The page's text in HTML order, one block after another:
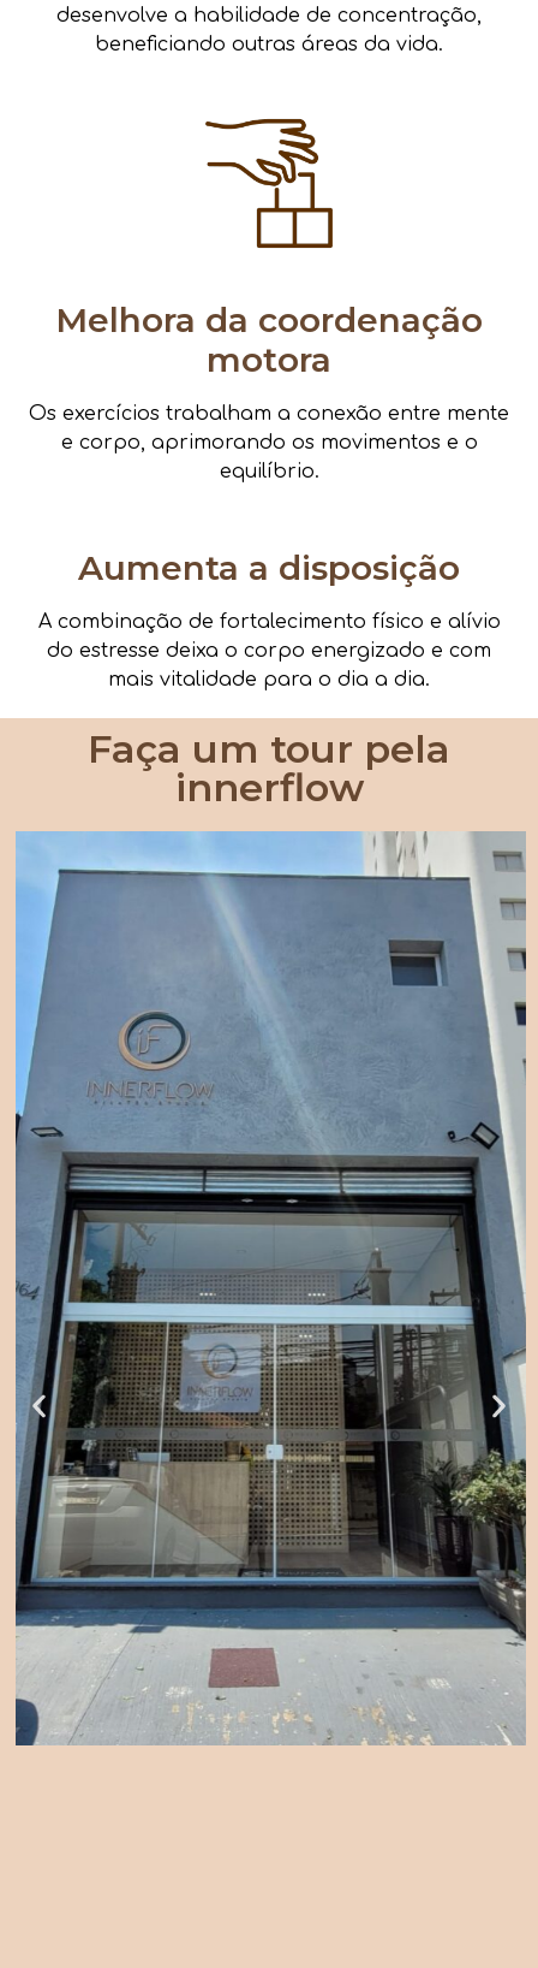
desenvolve a habilidade de concentração,
beneficiando outras áreas da vida.
Melhora da coordenação
motora
Os exercícios trabalham a conexão entre mente
e corpo, aprimorando os movimentos e o
equilíbrio.
Aumenta a disposição
A combinação de fortalecimento físico e alívio
do estresse deixa o corpo energizado e com
mais vitalidade para o dia a dia.
Faça um tour pela
innerflow